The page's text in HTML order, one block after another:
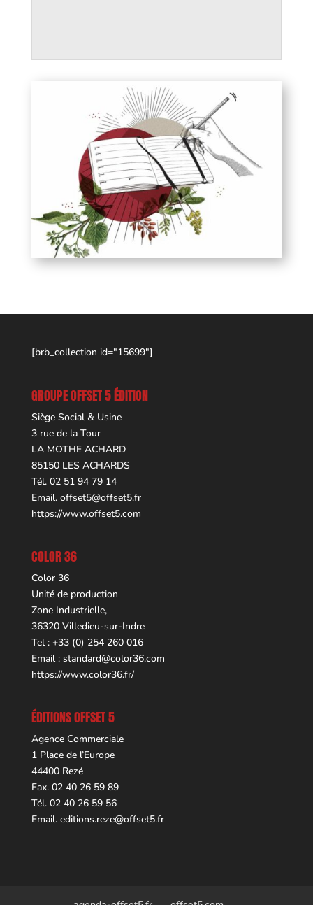
[brb_collection id="15699"]
GROUPE OFFSET 5 ÉDITION
Siège Social & Usine
3 rue de la Tour
LA MOTHE ACHARD
85150 LES ACHARDS
Tél. 02 51 94 79 14
Email. offset5@offset5.fr
https://www.offset5.com
COLOR 36
Color 36
Unité de production
Zone Industrielle,
36320 Villedieu-sur-Indre
Tel : +33 (0) 254 260 016
Email : standard@color36.com
https://www.color36.fr/
ÉDITIONS OFFSET 5
Agence Commerciale
1 Place de l’Europe
44400 Rezé
Fax. 02 40 26 59 89
Tél. 02 40 26 59 56
Email. editions.reze@offset5.fr